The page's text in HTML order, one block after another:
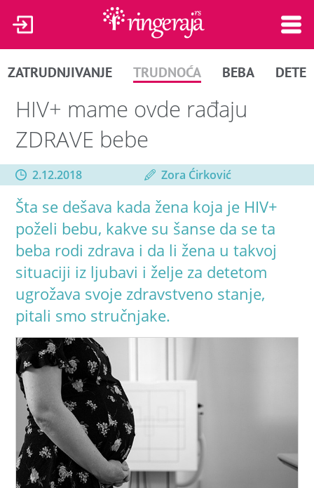
ZATRUDNJIVANJE TRUDNOĆA BEBA DETE
HIV+ mame ovde rađaju
ZDRAVE bebe
2.12.2018 Zora Ćirković
Šta se dešava kada žena koja je HIV+
poželi bebu, kakve su šanse da se ta
beba rodi zdrava i da li žena u takvoj
situaciji iz ljubavi i želje za detetom
ugrožava svoje zdravstveno stanje,
pitali smo stručnjake.